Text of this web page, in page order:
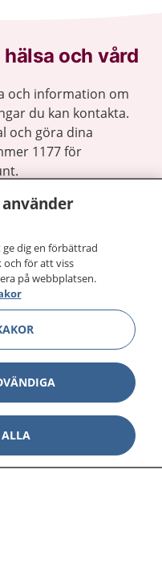
och vård
och information om
du kan kontakta.
och göra dina
1177 för
Visa
Visa
dig en förbättrad
och för att viss
på webbplatsen.